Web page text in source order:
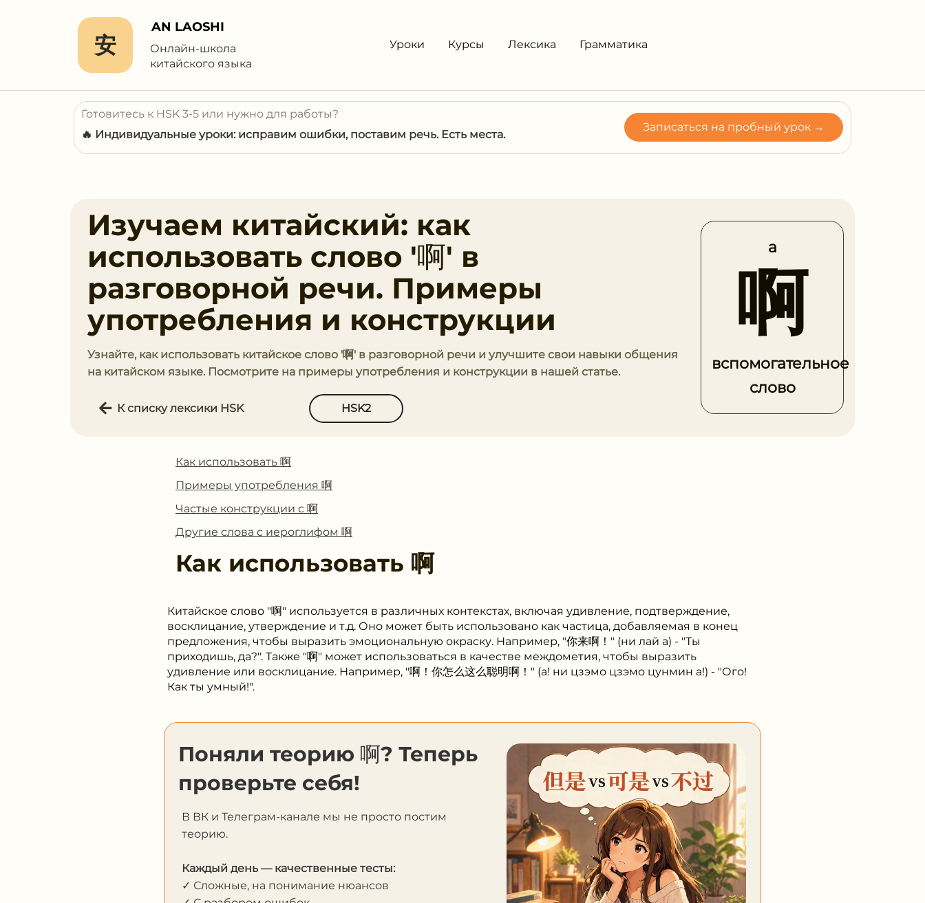
安
AN LAOSHI
Онлайн-школа
китайского языка
Уроки Курсы Лексика Грамматика
Готовитесь к HSK 3-5 или нужно для работы?
🔥 Индивидуальные уроки: исправим ошибки, поставим речь. Есть места.
Записаться на пробный урок →
Изучаем китайский: как
использовать слово '啊' в
разговорной речи. Примеры
употребления и конструкции
Узнайте, как использовать китайское слово '啊' в разговорной речи и улучшите свои навыки общения
на китайском языке. Посмотрите на примеры употребления и конструкции в нашей статье.
К списку лексики HSK HSK2
a
啊
вспомогательное
слово
Как использовать 啊
Примеры употребления 啊
Частые конструкции с 啊
Другие слова с иероглифом 啊
Как использовать 啊
Китайское слово "啊" используется в различных контекстах, включая удивление, подтверждение,
восклицание, утверждение и т.д. Оно может быть использовано как частица, добавляемая в конец
предложения, чтобы выразить эмоциональную окраску. Например, "你来啊！" (ни лай а) - "Ты
приходишь, да?". Также "啊" может использоваться в качестве междометия, чтобы выразить
удивление или восклицание. Например, "啊！你怎么这么聪明啊！" (а! ни цзэмо цзэмо цунмин а!) - "Ого!
Как ты умный!".
Поняли теорию 啊? Теперь
проверьте себя!
В ВК и Телеграм-канале мы не просто постим
теорию.
Каждый день — качественные тесты:
✓ Сложные, на понимание нюансов